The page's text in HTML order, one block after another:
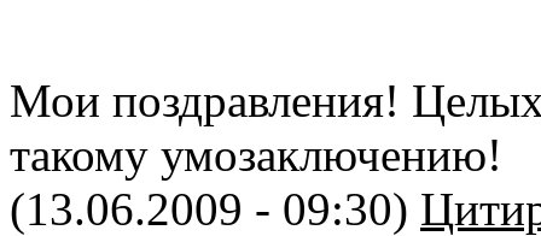
Мои поздравления!
такому умозаключению!
(13.06.2009 - 09:30)